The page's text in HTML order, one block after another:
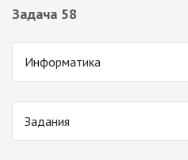
Задача 58
Информатика
Задания